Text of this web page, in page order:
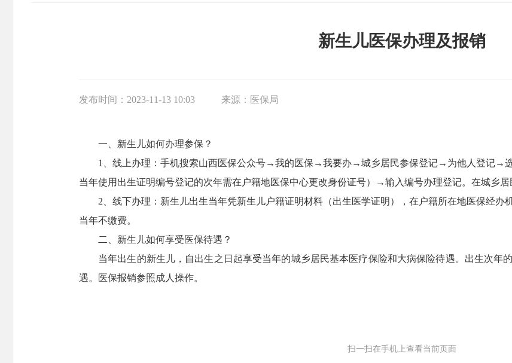
新生儿医保办理及报销
发布时间： 2023-11-13 10:03 来源： 医保局
一、新生儿如何办理参保？
1、线上办理：手机搜索山西医保公众号→我的医保→我要办→城乡居民参保登记→为他人登记→
当年使用出生证明编号登记的次年需在户籍地医保中心更改身份证号）→输入编号办理登记。在城乡居
2、线下办理：新生儿出生当年凭新生儿户籍证明材料（出生医学证明），在户籍所在地医保经办
当年不缴费。
二、新生儿如何享受医保待遇？
当年出生的新生儿，自出生之日起享受当年的城乡居民基本医疗保险和大病保险待遇。出生次年
遇。医保报销参照成人操作。
扫一扫在手机上查看当前页面